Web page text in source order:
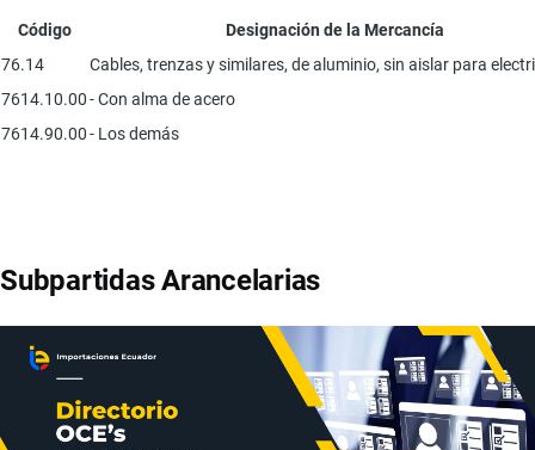
Código
Designación de la Mercancía
76.14
Cables, trenzas y similares, de aluminio, sin aislar para
7614.10.00- Con alma de acero
7614.90.00- Los demás
Subpartidas Arancelarias